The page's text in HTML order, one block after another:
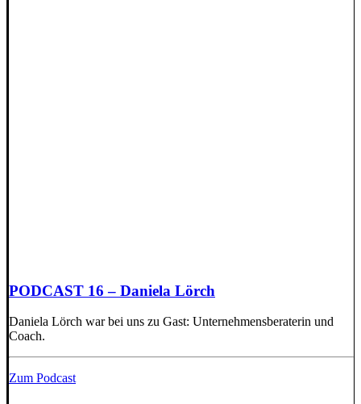
PODCAST 16 – Daniela Lörch
Daniela Lörch war bei uns zu Gast: Unternehmensberaterin und
Coach.
Zum Podcast